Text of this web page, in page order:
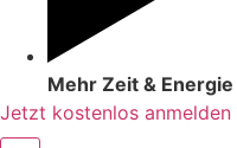
Mehr Zeit & Energie
Jetzt kostenlos anmelden